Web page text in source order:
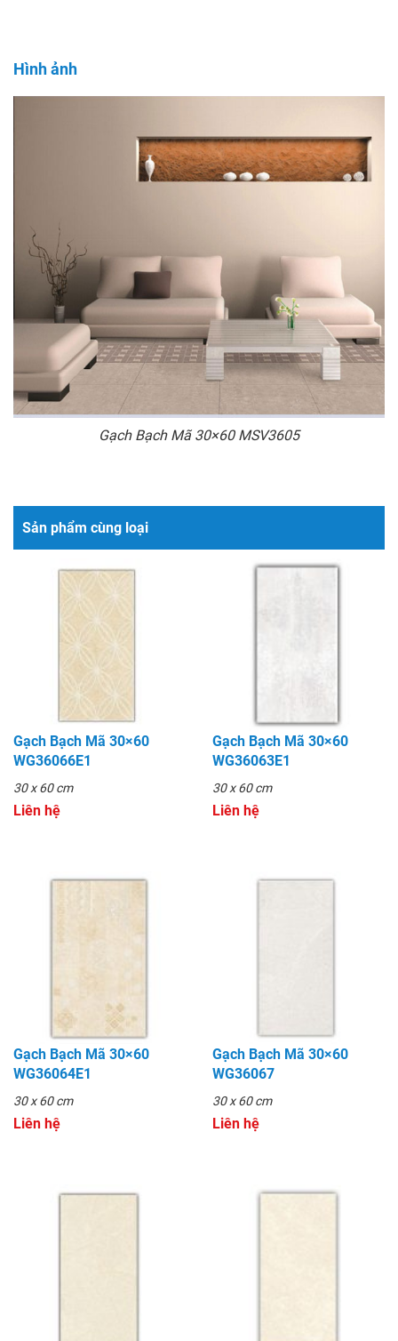
Hình ảnh
Gạch Bạch Mã 30×60 MSV3605
Sản phẩm cùng loại
Gạch Bạch Mã 30×60
WG36066E1
30 x 60 cm
Liên hệ
Gạch Bạch Mã 30×60
WG36063E1
30 x 60 cm
Liên hệ
Gạch Bạch Mã 30×60
WG36064E1
30 x 60 cm
Liên hệ
Gạch Bạch Mã 30×60
WG36067
30 x 60 cm
Liên hệ